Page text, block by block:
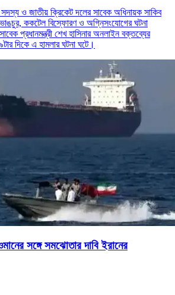
ও জাতীয় ক্রিকেট দলের সাবেক অধিনায়ক সাকিব
ভাঙচুর, ককটেল বিস্ফোরণ ও অগ্নিসংযোগের ঘটনা
প্রধানমন্ত্রী শেখ হাসিনার অনলাইন বক্তব্যের
দিকে এ হামলার ঘটনা ঘটে।
সঙ্গে সমঝোতার দাবি ইরানের